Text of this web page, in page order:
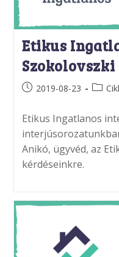
Etikus
Post2019-08-23
Post
Etikus Ingatlanos
Anikó, ügyvéd, az
kérdéseinkre.